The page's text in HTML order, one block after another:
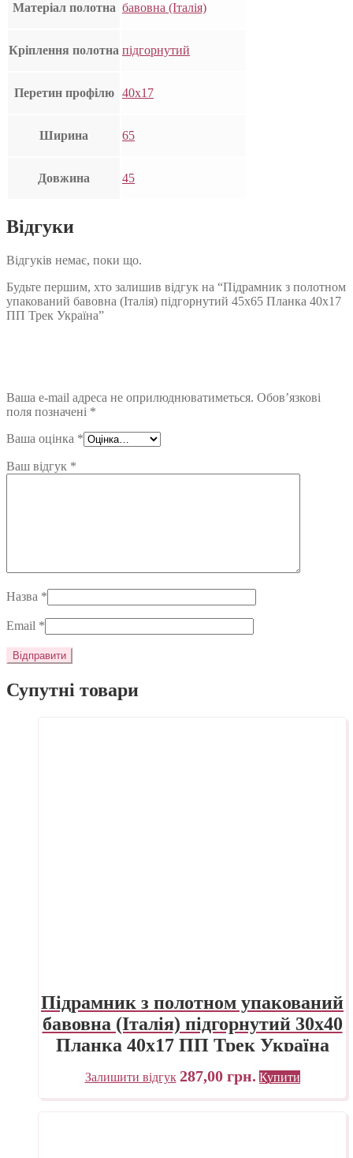
Матеріал полотна бавовна (Італія)
Кріплення полотна підгорнутий
Перетин профілю 40х17
Ширина 65
Довжина 45
Відгуки
Відгуків немає, поки що.
Будьте першим, хто залишив відгук на “Підрамник з полотном
упакований бавовна (Італія) підгорнутий 45х65 Планка 40х17
ПП Трек Україна”
Ваша e-mail адреса не оприлюднюватиметься. Обов’язкові
поля позначені *
Ваша оцінка *
Ваш відгук *
Назва *
Email *
Супутні товари
Підрамник з полотном упакований
бавовна (Італія) підгорнутий 30х40
Планка 40х17 ПП Трек Україна
Залишити відгук 287,00 грн. Купити